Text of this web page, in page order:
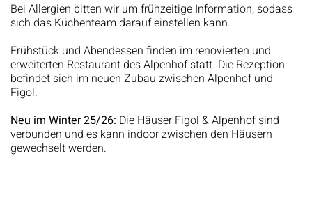
Bei Allergien bitten wir um frühzeitige Information, sodass
sich das Küchenteam darauf einstellen kann.
Frühstück und Abendessen finden im renovierten und
erweiterten Restaurant des Alpenhof statt. Die Rezeption
befindet sich im neuen Zubau zwischen Alpenhof und
Figol.
Neu im Winter 25/26: Die Häuser Figol & Alpenhof sind
verbunden und es kann indoor zwischen den Häusern
gewechselt werden.